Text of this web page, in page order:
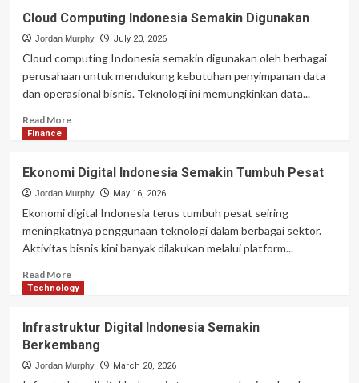
Cloud Computing Indonesia Semakin Digunakan
Jordan Murphy July 20, 2026
Cloud computing Indonesia semakin digunakan oleh berbagai
perusahaan untuk mendukung kebutuhan penyimpanan data
dan operasional bisnis. Teknologi ini memungkinkan data...
Read MoreRead
Computing
Indonesia
Semakin
Finance
Ekonomi Digital Indonesia Semakin Tumbuh Pesat
Jordan Murphy May 16, 2026
Ekonomi digital Indonesia terus tumbuh pesat seiring
meningkatnya penggunaan teknologi dalam berbagai sektor.
Aktivitas bisnis kini banyak dilakukan melalui platform...
Read MoreRead
more
Digital
Indonesia
Semakin
Tumbuh
Technology
Infrastruktur Digital Indonesia Semakin
Berkembang
Jordan Murphy March 20, 2026